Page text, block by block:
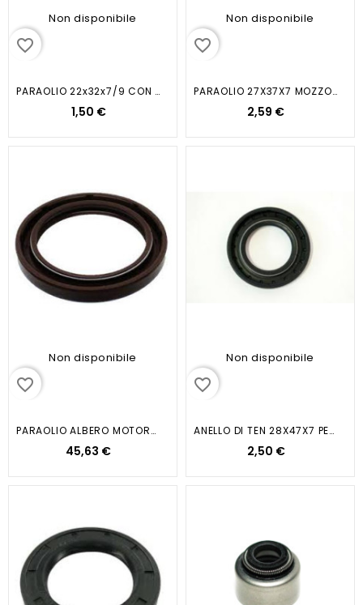
Non disponibile
favorite_border
PARAOLIO 22x32x7/9 CON LABBRO...
1,50 €
Non disponibile
favorite_border
PARAOLIO 27X37X7 MOZZO...
2,59 €
Non disponibile
favorite_border
PARAOLIO ALBERO MOTORE LATO...
45,63 €
Non disponibile
favorite_border
ANELLO DI TEN 28X47X7 PER MOZZO...
2,50 €